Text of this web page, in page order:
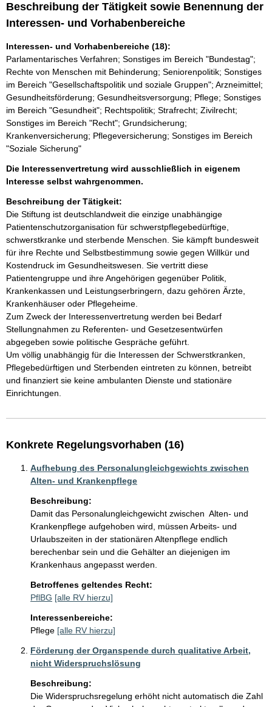
Beschreibung der Tätigkeit sowie Benennung der
Interessen- und Vorhabenbereiche
Interessen- und Vorhabenbereiche (18):
Parlamentarisches Verfahren; Sonstiges im Bereich "Bundestag";
Rechte von Menschen mit Behinderung; Seniorenpolitik; Sonstiges
im Bereich "Gesellschaftspolitik und soziale Gruppen"; Arzneimittel;
Gesundheitsförderung; Gesundheitsversorgung; Pflege; Sonstiges
im Bereich "Gesundheit"; Rechtspolitik; Strafrecht; Zivilrecht;
Sonstiges im Bereich "Recht"; Grundsicherung;
Krankenversicherung; Pflegeversicherung; Sonstiges im Bereich
"Soziale Sicherung"
Die Interessenvertretung wird ausschließlich in eigenem
Interesse selbst wahrgenommen.
Beschreibung der Tätigkeit:
Die Stiftung ist deutschlandweit die einzige unabhängige
Patientenschutzorganisation für schwerstpflegebedürftige,
schwerstkranke und sterbende Menschen. Sie kämpft bundesweit
für ihre Rechte und Selbstbestimmung sowie gegen Willkür und
Kostendruck im Gesundheitswesen. Sie vertritt diese
Patientengruppe und ihre Angehörigen gegenüber Politik,
Krankenkassen und Leistungserbringern, dazu gehören Ärzte,
Krankenhäuser oder Pflegeheime.
Zum Zweck der Interessenvertretung werden bei Bedarf
Stellungnahmen zu Referenten- und Gesetzesentwürfen
abgegeben sowie politische Gespräche geführt.
Um völlig unabhängig für die Interessen der Schwerstkranken,
Pflegebedürftigen und Sterbenden eintreten zu können, betreibt
und finanziert sie keine ambulanten Dienste und stationäre
Einrichtungen.
Konkrete Regelungsvorhaben (16)
Aufhebung des Personalungleichgewichts zwischen
Alten- und Krankenpflege
Beschreibung:
Damit das Personalungleichgewicht zwischen  Alten- und
Krankenpflege aufgehoben wird, müssen Arbeits- und
Urlaubszeiten in der stationären Altenpflege endlich
berechenbar sein und die Gehälter an diejenigen im
Krankenhaus angepasst werden.
Betroffenes geltendes Recht:
PflBG [alle RV hierzu]
Interessenbereiche:
Pflege [alle RV hierzu]
Förderung der Organspende durch qualitative Arbeit,
nicht Widerspruchslösung
Beschreibung:
Die Widerspruchsregelung erhöht nicht automatisch die Zahl